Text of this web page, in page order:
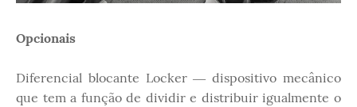
Opcionais
Diferencial blocante Locker ― dispositivo mecânico
que tem a função de dividir e distribuir igualmente o